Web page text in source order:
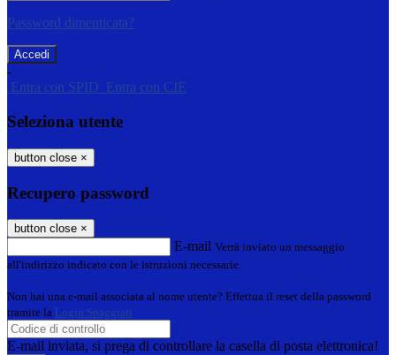
Password dimenticata?
-
Entra con SPID
Entra con CIE
Seleziona utente
button close ×
Recupero password
button close ×
E-mail Verrà inviato un messaggio
all'indirizzo indicato con le istruzioni necessarie.
Non hai una e-mail associata al nome utente? Effettua il reset della password
tramite la Login Spaggiari
E-mail inviata, si prega di controllare la casella di posta elettronica!